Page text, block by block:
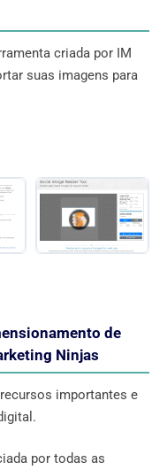
criada por IM
suas imagens para
de
Ninjas
importantes e
por todas as